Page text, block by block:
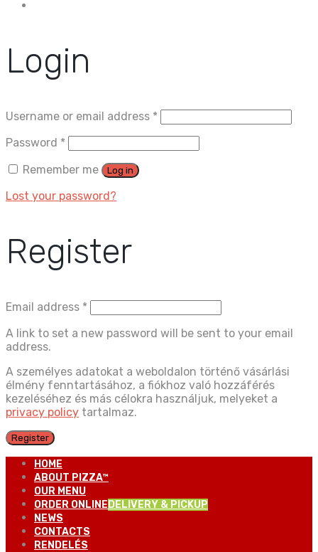
Login
Username or email address *
Password *
Remember me
Log in
Lost your password?
Register
Email address *
A link to set a new password will be sent to your email
address.
A személyes adatokat a weboldalon történő vásárlási
élmény fenntartásához, a fiókhoz való hozzáférés
kezeléséhez és más célokra használjuk, melyeket a
privacy policy tartalmaz.
Register
HOME
ABOUT PIZZA™
OUR MENU
ORDER ONLINE DELIVERY & PICKUP
NEWS
CONTACTS
RENDELÉS